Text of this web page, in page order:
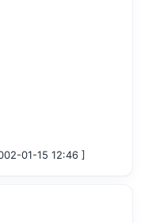
01-15 12:46 ]